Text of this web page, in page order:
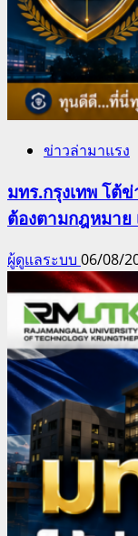
ข่าวล่ามาแรง
มทร.กรุงเทพ โต้
ต้องตามกฎหมาย
ผู้ดูแลระบบ 06/08/